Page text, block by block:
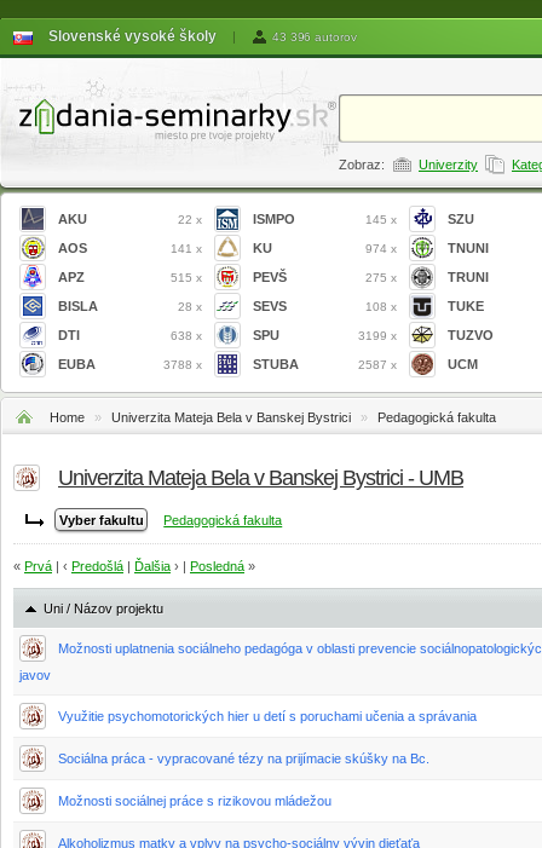
Slovenské vysoké školy | 43 396 autorov
Zobraz: Univerzity
AKU 22 x
AOS 141 x
APZ 515 x
BISLA 28 x
DTI 638 x
EUBA 3788 x
ISMPO 145 x
KU 974 x
PEVŠ 275 x
SEVS 108 x
SPU 3199 x
STUBA 2587 x
SZU
TNUNI
TRUNI
TUKE
TUZVO
UCM
Home » Univerzita Mateja Bela v Banskej Bystrici » Pedagogická fakulta
Univerzita Mateja Bela v Banskej Bystrici - UMB
Pedagogická fakulta
« Prvá | ‹ Predošlá Ďalšia › | Posledná »
Uni / Názov projektu
Možnosti uplatnenia sociálneho pedagóga v oblasti prevencie
javov
Využitie psychomotorických hier u detí s poruchami učenia a správania
Sociálna práca - vypracované tézy na prijímacie skúšky na Bc.
Možnosti sociálnej práce s rizikovou mládežou
Alkoholizmus matky a vplyv na psycho-sociálny vývin dieťaťa